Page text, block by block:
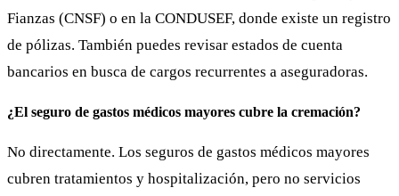
Fianzas (CNSF) o en la CONDUSEF, donde existe un registro
de pólizas. También puedes revisar estados de cuenta
bancarios en busca de cargos recurrentes a aseguradoras.
¿El seguro de gastos médicos mayores cubre la cremación?
No directamente. Los seguros de gastos médicos mayores
cubren tratamientos y hospitalización, pero no servicios